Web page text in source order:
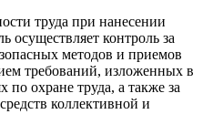
труда при нанесении
осуществляет контроль за
методов и приемов
требований, изложенных в
по охране труда, а также за
коллективной и